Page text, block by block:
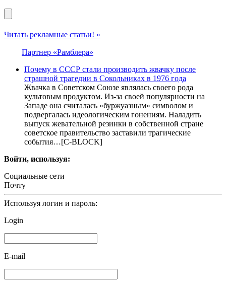
Читать рекламные статьи! »
Партнер «Рамблера»
Почему в СССР стали производить жвачку после
страшной трагедии в Сокольниках в 1976 года
Жвачка в Советском Союзе являлась своего рода
культовым продуктом. Из-за своей популярности на
Западе она считалась «буржуазным» символом и
подвергалась идеологическим гонениям. Наладить
выпуск жевательной резинки в собственной стране
советское правительство заставили трагические
события…[С-BLOCK]
Войти, используя:
Социальные сети
Почту
Используя логин и пароль:
Login
E-mail